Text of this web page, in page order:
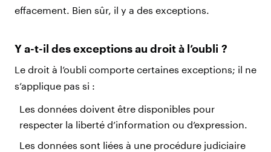
effacement. Bien sûr, il y a des exceptions.
Y a-t-il des exceptions au droit à l’oubli ?
Le droit à l’oubli comporte certaines exceptions; il ne
s’applique pas si :
Les données doivent être disponibles pour
respecter la liberté d’information ou d’expression.
Les données sont liées à une procédure judiciaire